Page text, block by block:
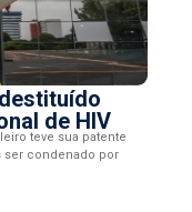
de HIV
teve sua patente
ser condenado por